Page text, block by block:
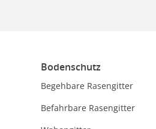
Bodenschutz
Begehbare Rasengitter
Befahrbare Rasengitter